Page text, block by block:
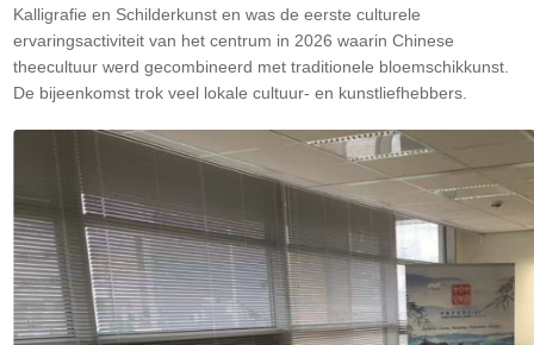
Kalligrafie en Schilderkunst en was de eerste culturele
ervaringsactiviteit van het centrum in 2026 waarin Chinese
theecultuur werd gecombineerd met traditionele bloemschikkunst.
De bijeenkomst trok veel lokale cultuur- en kunstliefhebbers.